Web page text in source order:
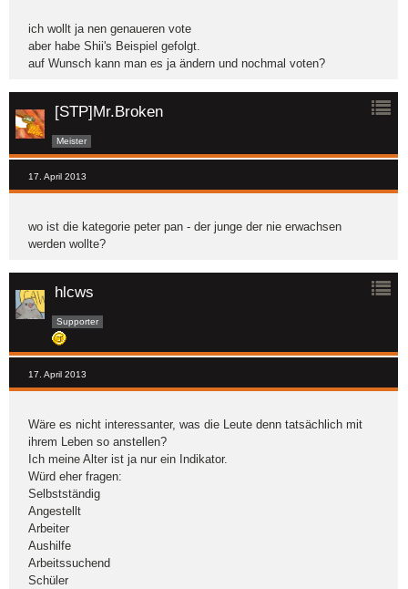
ich wollt ja nen genaueren vote
aber habe Shii's Beispiel gefolgt.
auf Wunsch kann man es ja ändern und nochmal voten?
[STP]Mr.Broken
Meister
17. April 2013
wo ist die kategorie peter pan - der junge der nie erwachsen
werden wollte?
hlcws
Supporter
17. April 2013
Wäre es nicht interessanter, was die Leute denn tatsächlich mit
ihrem Leben so anstellen?
Ich meine Alter ist ja nur ein Indikator.
Würd eher fragen:
Selbstständig
Angestellt
Arbeiter
Aushilfe
Arbeitssuchend
Schüler